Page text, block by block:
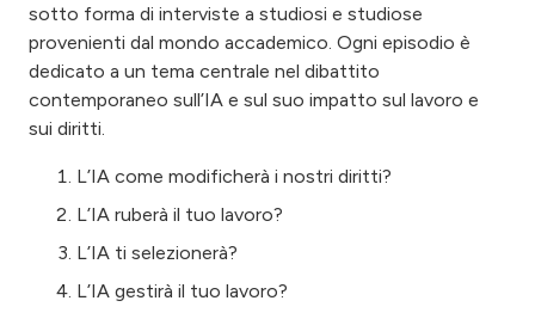
sotto forma di interviste a studiosi e studiose
provenienti dal mondo accademico. Ogni episodio è
dedicato a un tema centrale nel dibattito
contemporaneo sull’IA e sul suo impatto sul lavoro e
sui diritti.
L’IA come modificherà i nostri diritti?
L’IA ruberà il tuo lavoro?
L’IA ti selezionerà?
L’IA gestirà il tuo lavoro?